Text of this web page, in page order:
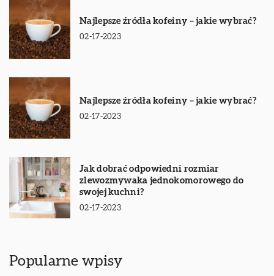
Najlepsze źródła kofeiny – jakie wybrać?
02-17-2023
Najlepsze źródła kofeiny – jakie wybrać?
02-17-2023
Jak dobrać odpowiedni rozmiar
zlewozmywaka jednokomorowego do
swojej kuchni?
02-17-2023
Popularne wpisy